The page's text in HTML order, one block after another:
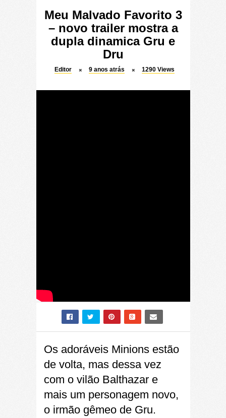
Meu Malvado Favorito 3
– novo trailer mostra a
dupla dinamica Gru e
Dru
Editor 9 anos atrás 1290 Views
Os adoráveis Minions estão
de volta, mas dessa vez
com o vilão Balthazar e
mais um personagem novo,
o irmão gêmeo de Gru.